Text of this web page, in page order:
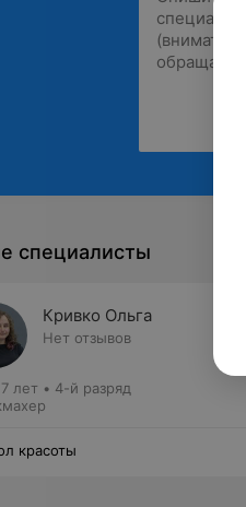
специалисты
Кривко Ольга
Нет отзывов
лет • 4-й разряд
красоты